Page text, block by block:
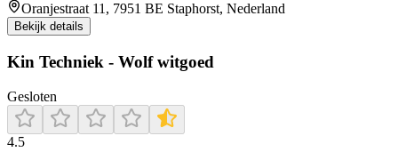
Oranjestraat 11, 7951 BE Staphorst, Nederland
Bekijk details
Kin Techniek - Wolf witgoed
Gesloten
4.5